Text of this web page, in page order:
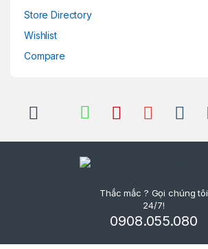
Store Directory
Wishlist
Compare
Thắc mắc ? Gọi chúng tôi
24/7!
0908.055.080